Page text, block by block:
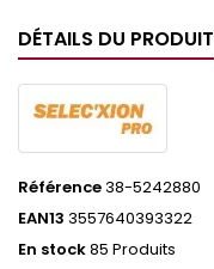
DÉTAILS DU PRODUIT
Référence38-5242880
EAN13 3557640393322
En stock85 Produits